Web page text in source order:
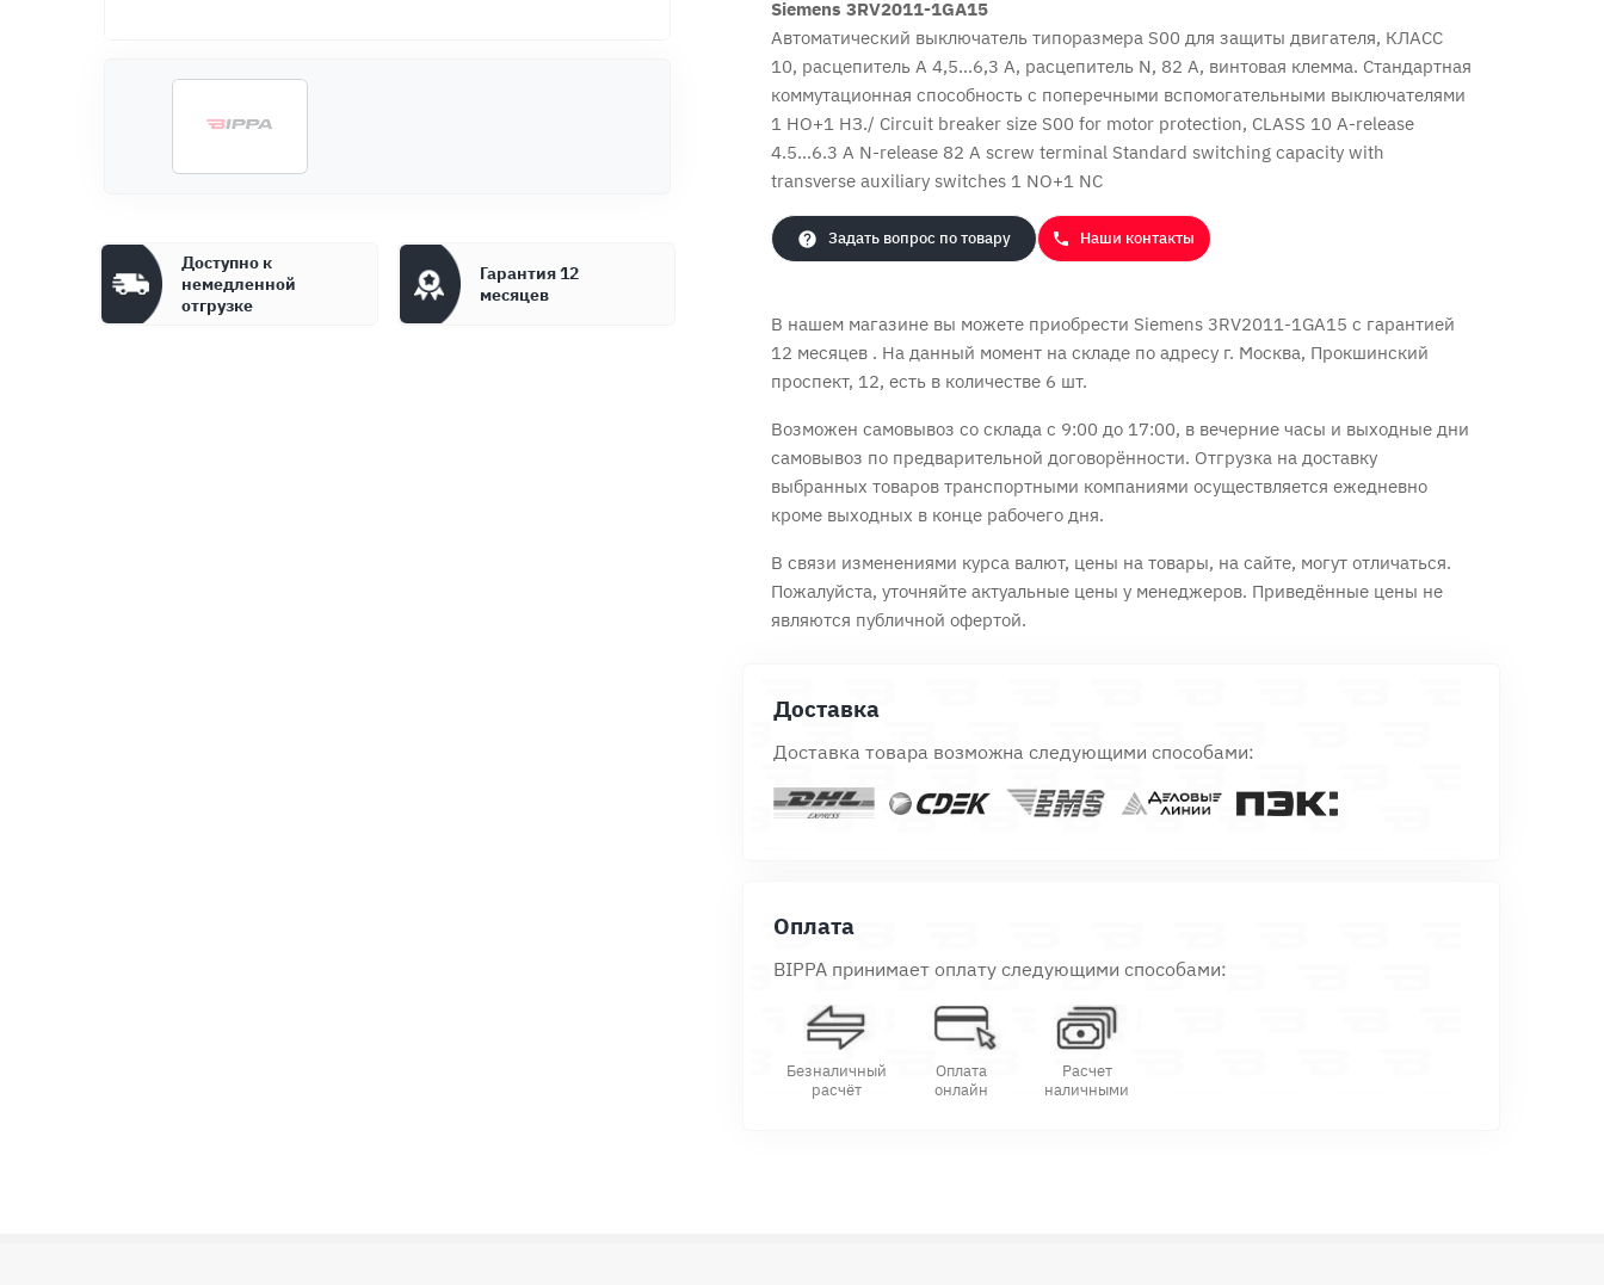
Доступно к
немедленной
отгрузке
Гарантия 12
месяцев
Siemens 3RV2011-1GA15
Автоматический выключатель типоразмера S00 для защиты двигателя, КЛАСС
10, расцепитель А 4,5...6,3 А, расцепитель N, 82 А, винтовая клемма. Стандартная
коммутационная способность с поперечными вспомогательными выключателями
1 НО+1 НЗ./ Circuit breaker size S00 for motor protection, CLASS 10 A-release
4.5...6.3 A N-release 82 A screw terminal Standard switching capacity with
transverse auxiliary switches 1 NO+1 NC
Задать вопрос по товару Наши контакты
В нашем магазине вы можете приобрести Siemens 3RV2011-1GA15 с гарантией
12 месяцев . На данный момент на складе по адресу г. Москва, Прокшинский
проспект, 12, есть в количестве 6 шт.
Возможен самовывоз со склада с 9:00 до 17:00, в вечерние часы и выходные дни
самовывоз по предварительной договорённости. Отгрузка на доставку
выбранных товаров транспортными компаниями осуществляется ежедневно
кроме выходных в конце рабочего дня.
В связи изменениями курса валют, цены на товары, на сайте, могут отличаться.
Пожалуйста, уточняйте актуальные цены у менеджеров. Приведённые цены не
являются публичной офертой.
Доставка
Доставка товара возможна следующими способами:
Оплата
BIPPA принимает оплату следующими способами:
Безналичный
расчёт
Оплата
онлайн
Расчет
наличными